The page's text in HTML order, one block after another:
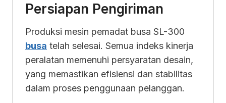
Persiapan Pengiriman
Produksi mesin pemadat busa SL-300
busa telah selesai. Semua indeks kinerja
peralatan memenuhi persyaratan desain,
yang memastikan efisiensi dan stabilitas
dalam proses penggunaan pelanggan.